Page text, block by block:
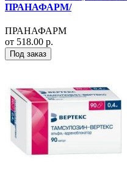
ПРАНАФАРМ/
ПРАНАФАРМ
от 518.00 р.
Под заказ